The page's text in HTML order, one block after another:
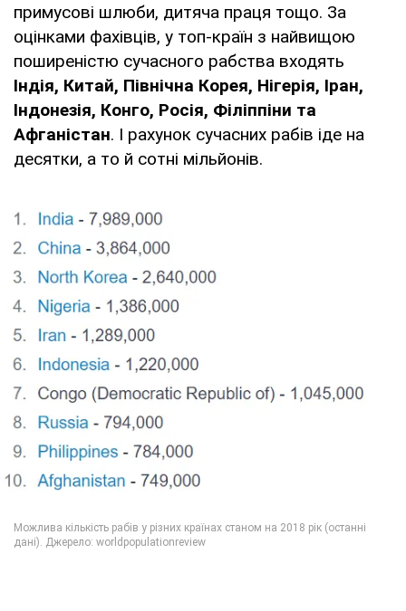
примусові шлюби, дитяча праця тощо. За
оцінками фахівців, у топ-країн з найвищою
поширеністю сучасного рабства входять
Індія, Китай, Північна Корея, Нігерія, Іран,
Індонезія, Конго, Росія, Філіппіни та
Афганістан. І рахунок сучасних рабів іде на
десятки, а то й сотні мільйонів.